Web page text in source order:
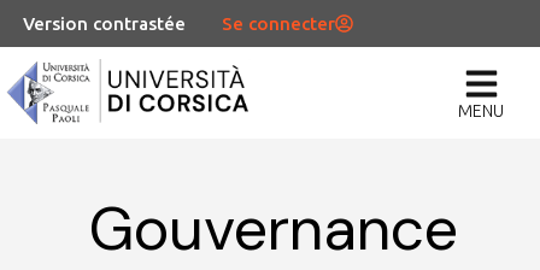
Version contrastée Se connecter
MENU
Gouvernance